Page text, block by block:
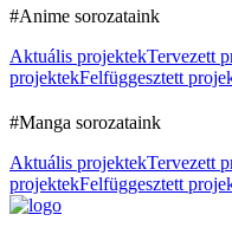
#Anime sorozataink
Aktuális projektekTervezett
projektekFelfüggesztett
#Manga sorozataink
Aktuális projektekTervezett
projektekFelfüggesztett